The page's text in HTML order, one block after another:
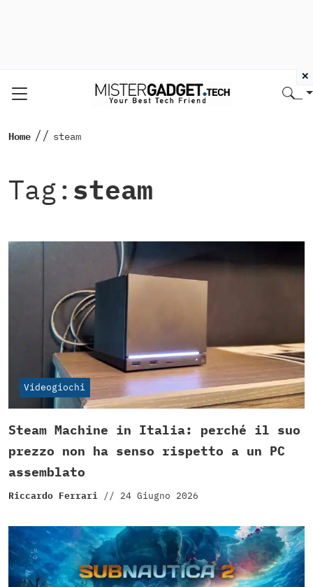
Home // steam
Tag: steam
Videogiochi
Steam Machine in Italia: perché il suo
prezzo non ha senso rispetto a un PC
assemblato
Riccardo Ferrari // 24 Giugno 2026
×